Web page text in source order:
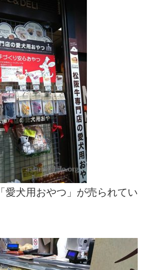
愛犬用おやつ」が売られてい